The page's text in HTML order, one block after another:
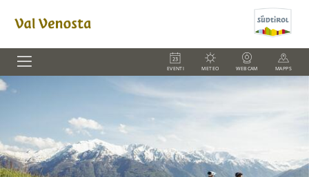
EVENTI METEO WEBCAM MAPPS